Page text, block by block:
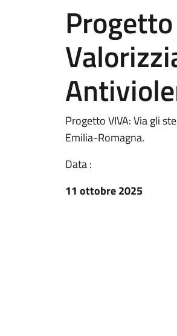
Progetto VIVA: Via gli
Emilia-Romagna.
Data :
11 ottobre 2025